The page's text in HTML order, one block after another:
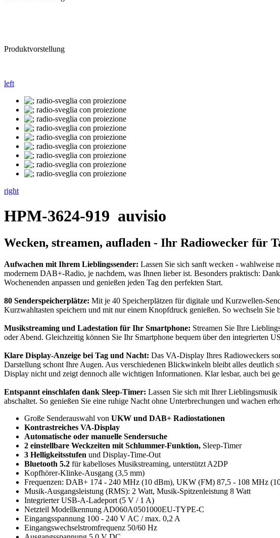
Produktvorstellung
left
right
HPM-3624-919 auvisio
Wecken, streamen, aufladen - Ihr Radiowecker für
Aufwachen mit Ihrem Lieblingssender: Lassen Sie sich sanft wecken - wahlweise
modernem DAB+-Radio, je nachdem, was Ihnen lieber ist. Besonders praktisch:
Wochenenden anpassen und genießen jeden Tag den perfekten Start.
80 Senderspeicherplätze: Mit je 40 Speicherplätzen für digitale und Kurzwellen-
Kurzwahltasten speichern und mit nur einem Knopfdruck genießen. So wechseln Sie
Musikstreaming und Ladestation für Ihr Smartphone: Streamen Sie Ihre
oder Abend. Gleichzeitig können Sie Ihr Smartphone bequem über den integrierten
Klare Display-Anzeige bei Tag und Nacht: Das VA-Display Ihres Radioweckers
Darstellung schont Ihre Augen. Aus verschiedenen Blickwinkeln bleibt alles deutlich
Display nicht und zeigt dennoch alle wichtigen Informationen. Klar lesbar, auch bei
Entspannt einschlafen dank Sleep-Timer: Lassen Sie sich mit Ihrer
abschaltet. So genießen Sie eine ruhige Nacht ohne Unterbrechungen und wachen
Große Senderauswahl von UKW und DAB+ Radiostationen
Kontrastreiches VA-Display
Automatische oder manuelle Sendersuche
2 einstellbare Weckzeiten mit Schlummer-Funktion, Sleep-Timer
3 Helligkeitsstufen und Display-Time-Out
Bluetooth 5.2 für kabelloses Musikstreaming, unterstützt A2DP
Kopfhörer-Klinke-Ausgang (3,5 mm)
Frequenzen: DAB+ 174 - 240 MHz (10 dBm), UKW (FM) 87,5 - 108 MHz
Musik-Ausgangsleistung (RMS): 2 Watt, Musik-Spitzenleistung 8 Watt
Integrierter USB-A-Ladeport (5 V / 1 A)
Netzteil Modellkennung AD060A0501000EU-TYPE-C
Eingangsspannung 100 - 240 V AC / max. 0,2 A
Eingangswechselstromfrequenz 50/60 Hz